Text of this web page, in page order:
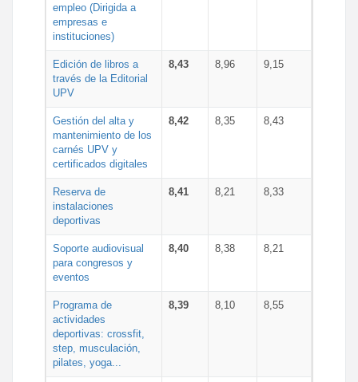
empleo (Dirigida a
empresas e
instituciones)
Edición de libros a
través de la Editorial
UPV
8,43 8,96 9,15
Gestión del alta y
mantenimiento de los
carnés UPV y
certificados digitales
8,42 8,35 8,43
Reserva de
instalaciones
deportivas
8,41 8,21 8,33
Soporte audiovisual
para congresos y
eventos
8,40 8,38 8,21
Programa de
actividades
deportivas: crossfit,
step, musculación,
pilates, yoga...
8,39 8,10 8,55